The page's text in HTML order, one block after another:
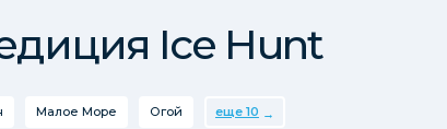
Ice Hunt
Малое Море Огой еще 10